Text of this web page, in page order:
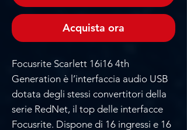
Acquista ora
Focusrite Scarlett 16i16 4th
Generation è l’interfaccia audio USB
dotata degli stessi convertitori della
serie RedNet, il top delle interfacce
Focusrite. Dispone di 16 ingressi e 16